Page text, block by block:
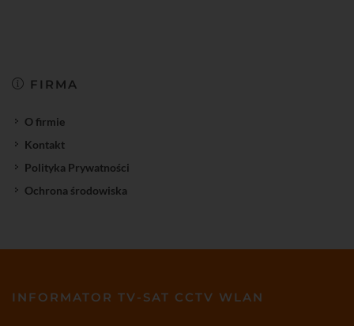
FIRMA
O firmie
Kontakt
Polityka Prywatności
Ochrona środowiska
INFORMATOR TV-SAT CCTV WLAN